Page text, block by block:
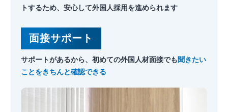
トするため、安心して外国人採用を進められます
面接サポート
サポートがあるから、初めての外国人材面接でも 聞きたい
ことをきちんと確認できる